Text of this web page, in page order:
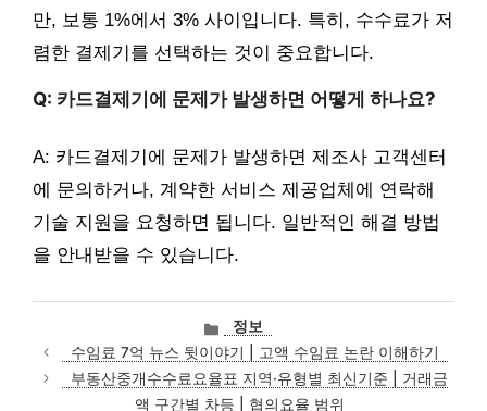
만, 보통 1%에서 3% 사이입니다. 특히, 수수료가 저
렴한 결제기를 선택하는 것이 중요합니다.
Q: 카드결제기에 문제가 발생하면 어떻게 하나요?
A: 카드결제기에 문제가 발생하면 제조사 고객센터
에 문의하거나, 계약한 서비스 제공업체에 연락해
기술 지원을 요청하면 됩니다. 일반적인 해결 방법
을 안내받을 수 있습니다.
카
테
고
리
정보
수임료 7억 뉴스 뒷이야기 | 고액 수임료 논란 이해하기
부동산중개수수료요율표 지역·유형별 최신기준 | 거래금
액 구간별 차등 | 협의요율 범위